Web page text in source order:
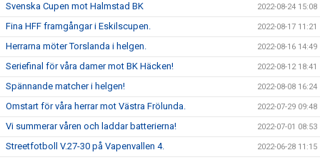
Svenska Cupen mot Halmstad BK 2022-08-24 15:08
Fina HFF framgångar i Eskilscupen. 2022-08-17 11:21
Herrarna möter Torslanda i helgen. 2022-08-16 14:49
Seriefinal för våra damer mot BK Häcken! 2022-08-12 18:41
Spännande matcher i helgen! 2022-08-08 16:24
Omstart för våra herrar mot Västra Frölunda. 2022-07-29 09:48
Vi summerar våren och laddar batterierna! 2022-07-01 08:53
Streetfotboll V.27-30 på Vapenvallen 4. 2022-06-28 11:15